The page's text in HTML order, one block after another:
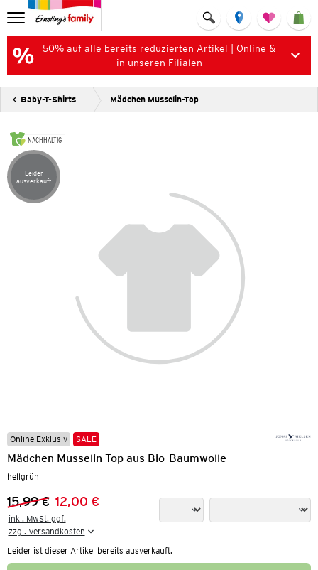
50% auf alle bereits reduzierten Artikel | Online &
in unseren Filialen
Baby-T-Shirts Mädchen Musselin-Top
NACHHALTIG
Artikel leider ausverkauft
Leider
ausverkauft
Online Exklusiv SALE
Mädchen Musselin-Top aus Bio-Baumwolle
hellgrün
Vorheriger Preis:
15,99 €
Neuer Preis:
12,00 €
inkl. MwSt. ggf.
zzgl. Versandkosten
Leider ist dieser Artikel bereits ausverkauft.